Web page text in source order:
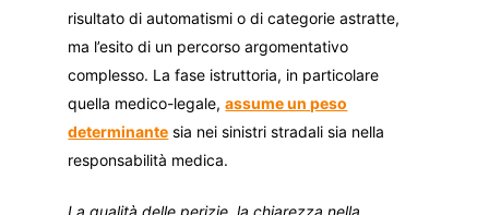
risultato di automatismi o di categorie astratte,
ma l’esito di un percorso argomentativo
complesso. La fase istruttoria, in particolare
quella medico-legale,assume un peso
determinante sia nei sinistri stradali sia nella
responsabilità medica.
La qualità delle perizie, la chiarezza nella